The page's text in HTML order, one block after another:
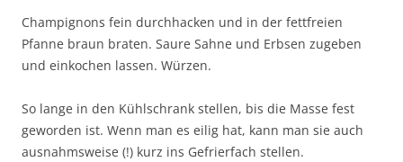
Champignons fein durchhacken und in der fettfreien
Pfanne braun braten. Saure Sahne und Erbsen zugeben
und einkochen lassen. Würzen.
So lange in den Kühlschrank stellen, bis die Masse fest
geworden ist. Wenn man es eilig hat, kann man sie auch
ausnahmsweise (!) kurz ins Gefrierfach stellen.